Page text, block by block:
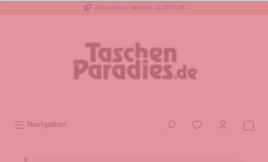
Kostenloser Versand ab 20 EUR
Navigation